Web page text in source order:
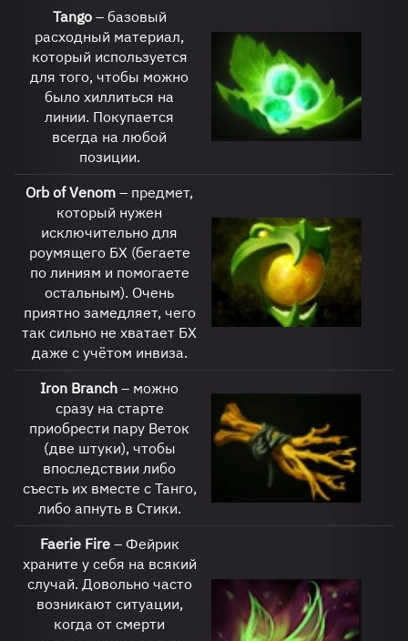
Tango– базовый
расходный материал,
который используется
для того, чтобы можно
было хиллиться на
линии. Покупается
всегда на любой
позиции.
Orb of Venom – предмет,
который нужен
исключительно для
роумящего БХ (бегаете
по линиям и помогаете
остальным). Очень
приятно замедляет, чего
так сильно не хватает БХ
даже с учётом инвиза.
Iron Branch – можно
сразу на старте
приобрести пару Веток
(две штуки), чтобы
впоследствии либо
съесть их вместе с Танго,
либо апнуть в Стики.
Faerie Fire– Фейрик
храните у себя на всякий
случай. Довольно часто
возникают ситуации,
когда от смерти